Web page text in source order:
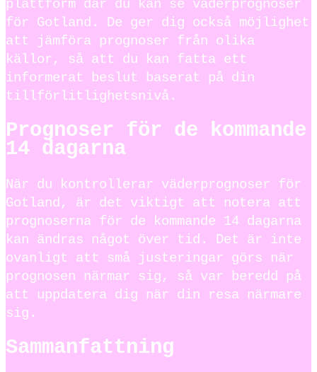
plattform där du kan se väderprognoser
för Gotland. De ger dig också möjlighet
att jämföra prognoser från olika
källor, så att du kan fatta ett
informerat beslut baserat på din
tillförlitlighetsnivå.
Prognoser för de kommande
14 dagarna
När du kontrollerar väderprognoser för
Gotland, är det viktigt att notera att
prognoserna för de kommande 14 dagarna
kan ändras något över tid. Det är inte
ovanligt att små justeringar görs när
prognosen närmar sig, så var beredd på
att uppdatera dig när din resa närmare
sig.
Sammanfattning